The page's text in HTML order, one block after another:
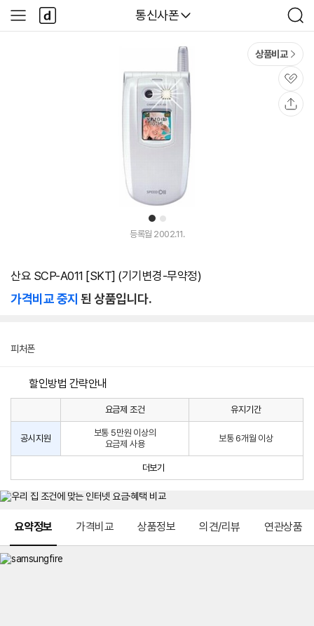
다나와
통신사폰
검
색
사
이
다
나
와
1 2
상품비교
관
심
등록월 2002.11.
산요 SCP-A011 [SKT] (기기변경-무약정)
가격비교 중지 된 상품입니다.
피처폰
할인방법 간략안내
원
선
택
약
정
사
인
법
요금제 조건 유지기간
공시지원
보통 5만원 이상의
요금제 사용
보통 6개월 이상
더보기
요약정보 가격비교 상품정보 의견/리뷰 연관상품